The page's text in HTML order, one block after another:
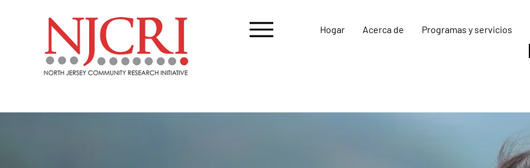
Hogar Acerca de Programas y servicios